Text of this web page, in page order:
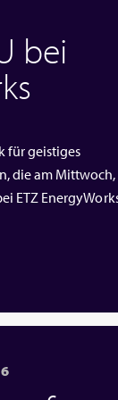
bei
für geistiges
die am Mittwoch,
ETZ